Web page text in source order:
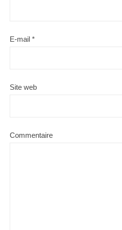
E-mail *
Site web
Commentaire